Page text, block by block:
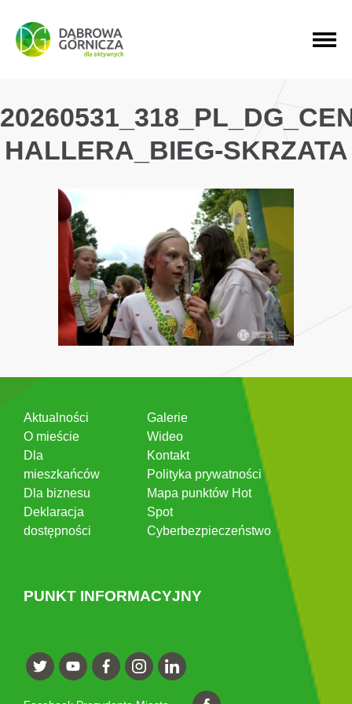
PRZEJDŹ DO MENU GŁÓWNEGO
PRZEJDŹ DO WYSZUKIWARKI
PRZEJDŹ DO TREŚCI
HALLERA_BIEG-SKRZATA
Aktualności
O mieście
Dla
mieszkańców
Dla biznesu
Deklaracja
dostępności
Galerie
Wideo
Kontakt
Polityka prywatności
Mapa punktów Hot
Spot
Cyberbezpieczeństwo
PUNKT INFORMACYJNY